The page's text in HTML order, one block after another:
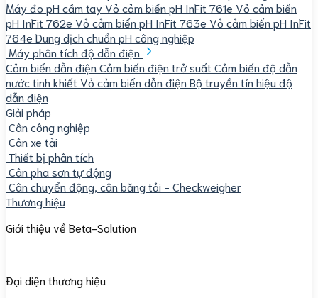
Máy đo pH cầm tay Vỏ cảm biến pH InFit 761e Vỏ cảm biến
pH InFit 762e Vỏ cảm biến pH InFit 763e Vỏ cảm biến pH InFit
764e Dung dịch chuẩn pH công nghiệp
Máy phân tích độ dẫn điện
Cảm biến dẫn điện Cảm biến điện trở suất Cảm biến độ dẫn
nước tinh khiết Vỏ cảm biến dẫn điện Bộ truyền tín hiệu độ
dẫn điện
Giải pháp
Cân công nghiệp
Cân xe tải
Thiết bị phân tích
Cân pha sơn tự động
Cân chuyển động, cân băng tải - Checkweigher
Thương hiệu
Giới thiệu về Beta-Solution
Đại diện thương hiệu